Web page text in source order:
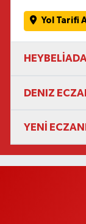
Yol Tarifi
DENIZ
YENİ